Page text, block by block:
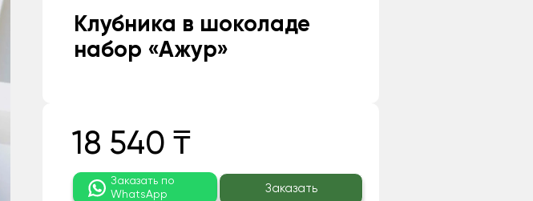
Клубника в шоколаде
набор «Ажур»
18 540 ₸
Заказать по
WhatsApp
Заказать